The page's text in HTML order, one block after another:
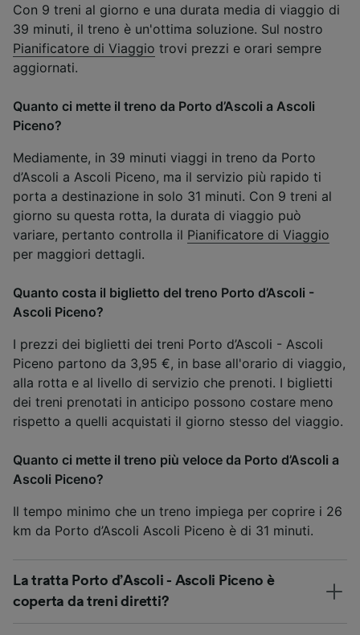
Con 9 treni al giorno e una durata media di viaggio di
39 minuti, il treno è un'ottima soluzione. Sul nostro
Pianificatore di Viaggio trovi prezzi e orari sempre
aggiornati.
Quanto ci mette il treno da Porto d’Ascoli a Ascoli
Piceno?
Mediamente, in 39 minuti viaggi in treno da Porto
d’Ascoli a Ascoli Piceno, ma il servizio più rapido ti
porta a destinazione in solo 31 minuti. Con 9 treni al
giorno su questa rotta, la durata di viaggio può
variare, pertanto controlla il Pianificatore di Viaggio
per maggiori dettagli.
Quanto costa il biglietto del treno Porto d’Ascoli -
Ascoli Piceno?
I prezzi dei biglietti dei treni Porto d’Ascoli - Ascoli
Piceno partono da 3,95 €, in base all'orario di viaggio,
alla rotta e al livello di servizio che prenoti. I biglietti
dei treni prenotati in anticipo possono costare meno
rispetto a quelli acquistati il giorno stesso del viaggio.
Quanto ci mette il treno più veloce da Porto d’Ascoli a
Ascoli Piceno?
Il tempo minimo che un treno impiega per coprire i 26
km da Porto d’Ascoli Ascoli Piceno è di 31 minuti.
La tratta Porto d’Ascoli - Ascoli Piceno è
coperta da treni diretti?